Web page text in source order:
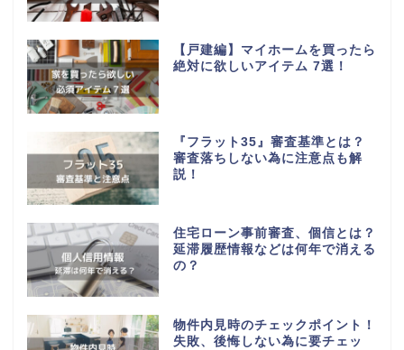
【戸建編】マイホームを買ったら
絶対に欲しいアイテム 7選！
『フラット35』審査基準とは？
審査落ちしない為に注意点も解
説！
住宅ローン事前審査、個信とは？
延滞履歴情報などは何年で消える
の？
物件内見時のチェックポイント！
失敗、後悔しない為に要チェッ